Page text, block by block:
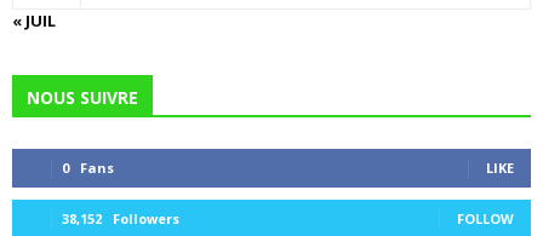
« JUIL
NOUS SUIVRE
0 Fans LIKE
38,152 Followers FOLLOW